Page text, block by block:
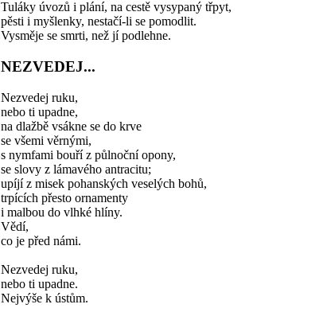
Tuláky úvozů i plání, na cestě vysypaný třpyt,
pěsti i myšlenky, nestačí-li se pomodlit.
Vysměje se smrti, než jí podlehne.
NEZVEDEJ...
Nezvedej ruku,
nebo ti upadne,
na dlažbě vsákne se do krve
se všemi věrnými,
s nymfami bouří z půlnoční opony,
se slovy z lámavého antracitu;
upíjí z misek pohanských veselých bohů,
trpících přesto ornamenty
i malbou do vlhké hlíny.
Vědí,
co je před námi.
Nezvedej ruku,
nebo ti upadne.
Nejvýše k ústům.